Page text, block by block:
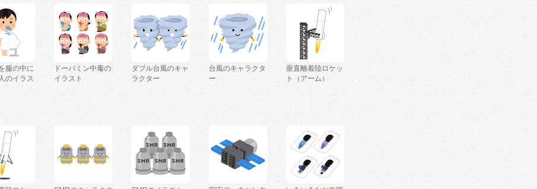
服の中に
のイラス
ドーパミン中毒の
イラスト
ダブル台風のキャ
ラクター
台風のキャラクタ
ー
垂直離着陸ロケッ
ト（アーム）